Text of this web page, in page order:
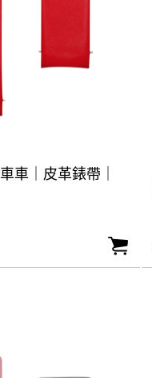
車｜皮革錶帶｜